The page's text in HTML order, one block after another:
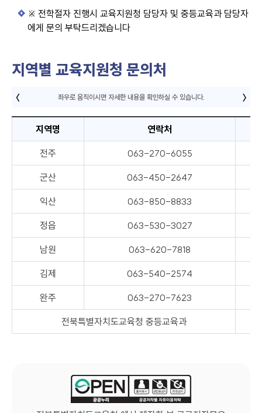
※ 전학절자 진행시 교육지원청 담당자 및 중등교육과 담당자
에게 문의 부탁드리겠습니다
지역별 교육지원청 문의처
지역명 연락처
전주 063-270-6055
군산 063-450-2647
익산 063-850-8833
정읍 063-530-3027
남원 063-620-7818
김제 063-540-2574
완주 063-270-7623
전북특별자치도교육청 중등교육과